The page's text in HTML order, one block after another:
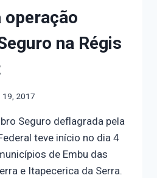
operação
na Régis
19, 2017
Seguro deflagrada pela
teve início no dia 4
de Embu das
e Itapecerica da Serra.